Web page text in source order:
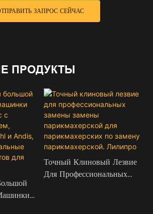
ЗАПРОС СЕЙЧАС
ПРОДУКТЫ
Точный Клиновый Лезвие
Для Профессиональных